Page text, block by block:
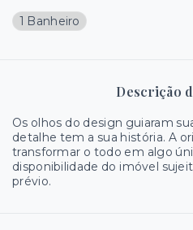
1 Banheiro
Descrição
Os olhos do design guiaram
detalhe tem a sua história. A
transformar o todo em algo
disponibilidade do imóvel
prévio.